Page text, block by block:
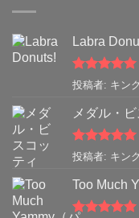
Labra
5段階中5の
投稿者: キン
メダル・
5段階中5の
投稿者: キン
Too Much